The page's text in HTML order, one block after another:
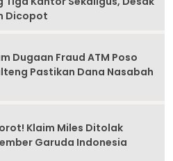
Dicopot
Dugaan Fraud ATM Poso
Pastikan Dana Nasabah
Klaim Miles Ditolak
Garuda Indonesia